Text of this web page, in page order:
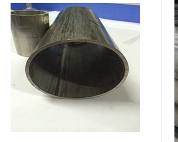
不同而异。这里仅对鞍钢大生产模...